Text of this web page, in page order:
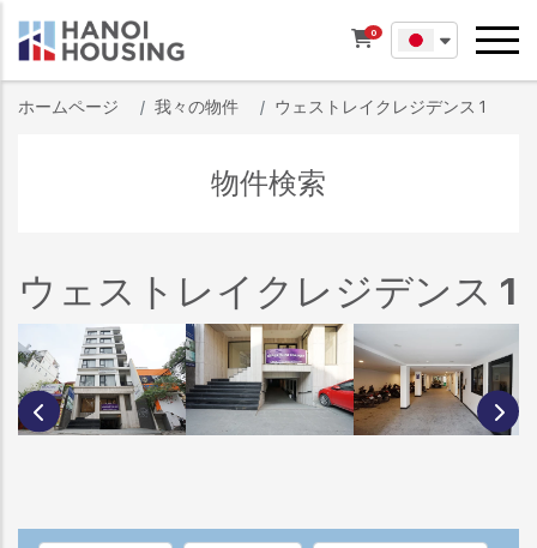
0
ホームページ 我々の物件 ウェストレイクレジデンス 1
物件検索
ウェストレイクレジデンス 1